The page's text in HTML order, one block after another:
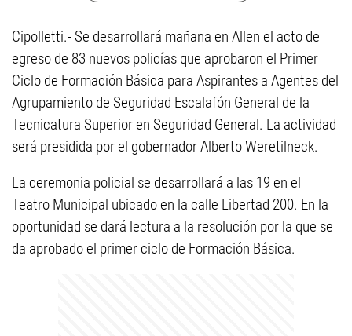
Cipolletti.- Se desarrollará mañana en Allen el acto de
egreso de 83 nuevos policías que aprobaron el Primer
Ciclo de Formación Básica para Aspirantes a Agentes del
Agrupamiento de Seguridad Escalafón General de la
Tecnicatura Superior en Seguridad General. La actividad
será presidida por el gobernador Alberto Weretilneck.
La ceremonia policial se desarrollará a las 19 en el
Teatro Municipal ubicado en la calle Libertad 200. En la
oportunidad se dará lectura a la resolución por la que se
da aprobado el primer ciclo de Formación Básica.